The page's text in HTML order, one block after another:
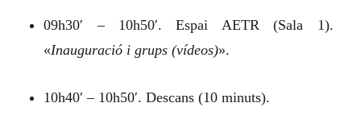
09h30′ – 10h50′. Espai AETR (Sala 1).
«Inauguració i grups (vídeos)».
10h40′ – 10h50′. Descans (10 minuts).